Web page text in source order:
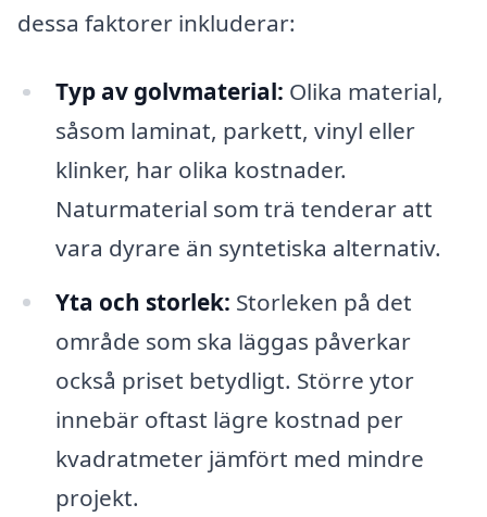
dessa faktorer inkluderar:
Typ av golvmaterial: Olika material,
såsom laminat, parkett, vinyl eller
klinker, har olika kostnader.
Naturmaterial som trä tenderar att
vara dyrare än syntetiska alternativ.
Yta och storlek: Storleken på det
område som ska läggas påverkar
också priset betydligt. Större ytor
innebär oftast lägre kostnad per
kvadratmeter jämfört med mindre
projekt.